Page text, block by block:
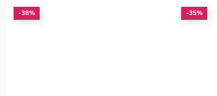
-38% -35%